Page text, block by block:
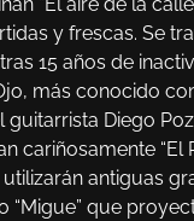
y frescas. Se
15 años de
más conocido
guitarrista Diego
cariñosamente “El
antiguas
“Migue” que